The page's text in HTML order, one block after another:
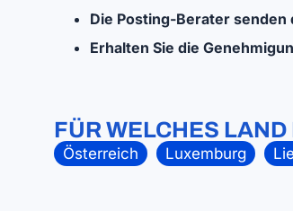
Die Posting-Berater senden
Erhalten Sie die
FÜR WELCHES
Österreich Luxemburg